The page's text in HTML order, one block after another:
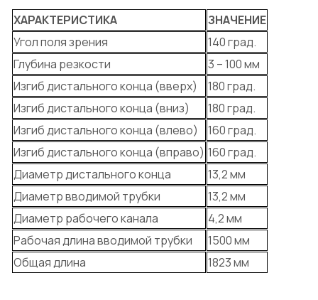
ХАРАКТЕРИСТИКА
ЗНАЧЕНИЕ
Угол поля зрения
140 град.
Глубина резкости
3 – 100 мм
Изгиб дистального конца (вверх)
180 град.
Изгиб дистального конца (вниз)
180 град.
Изгиб дистального конца (влево)
160 град.
Изгиб дистального конца (вправо) 160 град.
Диаметр дистального конца
13,2 мм
Диаметр вводимой трубки
13,2 мм
Диаметр рабочего канала
4,2 мм
Рабочая длина вводимой трубки
1500 мм
Общая длина
1823 мм